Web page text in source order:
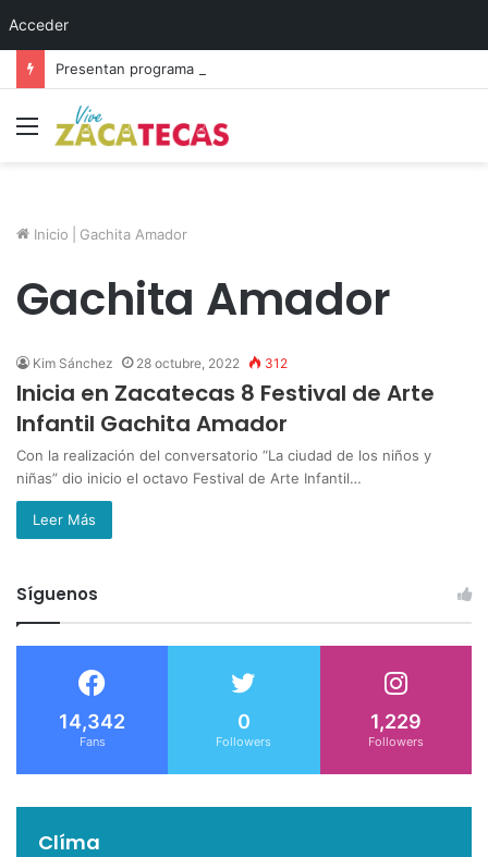
Acceder
Menú
Inicio Gachita Amador
Gachita Amador
Kim Sánchez 28 octubre, 2022 312
Inicia en Zacatecas 8 Festival de Arte
Infantil Gachita Amador
Con la realización del conversatorio “La ciudad de los niños y
niñas” dio inicio el octavo Festival de Arte Infantil…
Leer Más
Síguenos
14,342
Fans
0
Followers
1,229
Followers
Clíma